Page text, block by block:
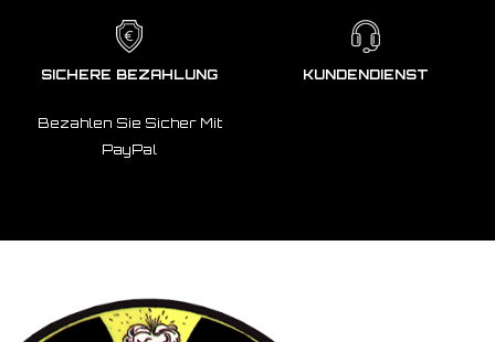
SICHERE BEZAHLUNG
Bezahlen Sie Sicher Mit
PayPal
KUNDENDIENST